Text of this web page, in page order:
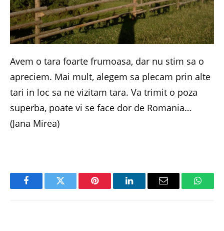
Avem o tara foarte frumoasa, dar nu stim sa o
apreciem. Mai mult, alegem sa plecam prin alte
tari in loc sa ne vizitam tara. Va trimit o poza
superba, poate vi se face dor de Romania…
(Jana Mirea)
FacebookTwitter Pinterest LinkedInEmail